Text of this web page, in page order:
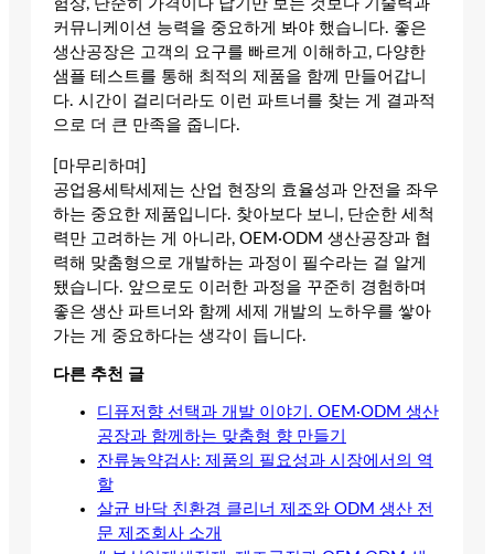
험상, 단순히 가격이나 납기만 보는 것보다 기술력과
커뮤니케이션 능력을 중요하게 봐야 했습니다. 좋은
생산공장은 고객의 요구를 빠르게 이해하고, 다양한
샘플 테스트를 통해 최적의 제품을 함께 만들어갑니
다. 시간이 걸리더라도 이런 파트너를 찾는 게 결과적
으로 더 큰 만족을 줍니다.
[마무리하며]
공업용세탁세제는 산업 현장의 효율성과 안전을 좌우
하는 중요한 제품입니다. 찾아보다 보니, 단순한 세척
력만 고려하는 게 아니라, OEM·ODM 생산공장과 협
력해 맞춤형으로 개발하는 과정이 필수라는 걸 알게
됐습니다. 앞으로도 이러한 과정을 꾸준히 경험하며
좋은 생산 파트너와 함께 세제 개발의 노하우를 쌓아
가는 게 중요하다는 생각이 듭니다.
다른 추천 글
디퓨저향 선택과 개발 이야기. OEM·ODM 생산
공장과 함께하는 맞춤형 향 만들기
잔류농약검사: 제품의 필요성과 시장에서의 역
할
살균 바닥 친환경 클리너 제조와 ODM 생산 전
문 제조회사 소개